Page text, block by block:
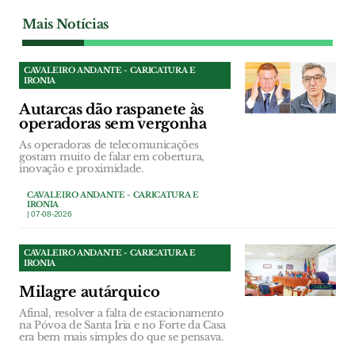
Mais Notícias
CAVALEIRO ANDANTE - CARICATURA E
IRONIA
Autarcas dão raspanete às
operadoras sem vergonha
As operadoras de telecomunicações
gostam muito de falar em cobertura,
inovação e proximidade.
CAVALEIRO ANDANTE - CARICATURA E
IRONIA
| 07-08-2026
CAVALEIRO ANDANTE - CARICATURA E
IRONIA
Milagre autárquico
Afinal, resolver a falta de estacionamento
na Póvoa de Santa Iria e no Forte da Casa
era bem mais simples do que se pensava.